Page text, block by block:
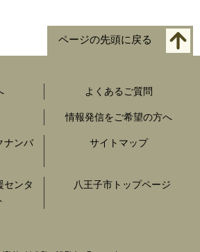
ページの先頭に戻る
よくあるご質問
情報発信をご希望の方へ
ナンバ
サイトマップ
センタ
八王子市トップページ